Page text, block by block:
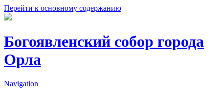
Перейти к основному содержанию
Богоявленский собор города
Орла
Navigation